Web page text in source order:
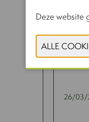
26/03/
Deze website